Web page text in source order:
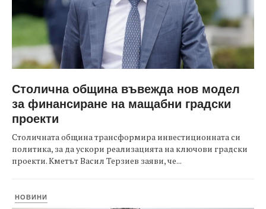
Столична община въвежда нов модел
за финансиране на мащабни градски
проекти
Столичната община трансформира инвестиционната си
политика, за да ускори реализацията на ключови градски
проекти. Кметът Васил Терзиев заяви, че...
НОВИНИ